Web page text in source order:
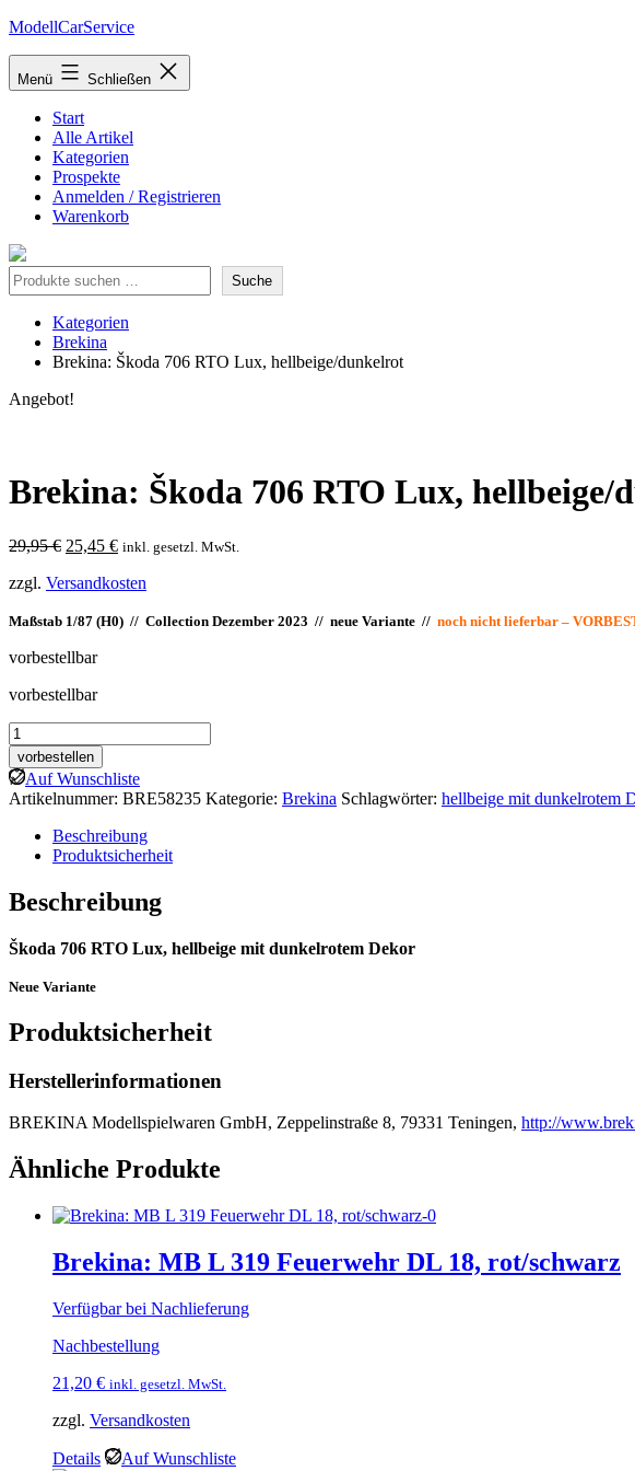
Zum
springen
ModellCarService
Menü Schließen
Start
Alle Artikel
Kategorien
Prospekte
Anmelden / Registrieren
Warenkorb
Suche Suche
Kategorien
Brekina
Brekina: Škoda 706 RTO Lux, hellbeige/dunkelrot
Angebot!
Brekina: Škoda 706 RTO Lux, hellbeige/
29,95€ Ursprünglicher
war:
25,45 €Aktueller
ist:
inkl. gesetzl. MwSt.
zzgl. Versandkosten
Maßstab 1/87 (H0) // Collection Dezember 2023 // neue Variante // noch nicht lieferbar –
vorbestellbar
vorbestellbar
Brekina:
Škoda
706
RTO
Lux,
hellbeige/dunkelrot
Menge
vorbestellen
Auf Wunschliste
Artikelnummer: BRE58235 Kategorie: Brekina Schlagwörter: hellbeige mit dunkelrotem
Beschreibung
Produktsicherheit
Beschreibung
Škoda 706 RTO Lux, hellbeige mit dunkelrotem Dekor
Neue Variante
Produktsicherheit
Herstellerinformationen
BREKINA Modellspielwaren GmbH, Zeppelinstraße 8, 79331 Teningen, http://
Ähnliche Produkte
Brekina: MB L 319 Feuerwehr DL 18, rot/schwarz
Verfügbar bei Nachlieferung
Nachbestellung
21,20 € inkl. gesetzl. MwSt.
zzgl. Versandkosten
Details Auf Wunschliste